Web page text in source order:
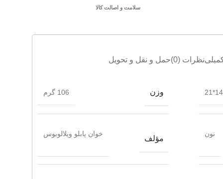
سلامت و اصالت کالا
نظرات (0) حمل و نقل و تحویل
14*21 وزن 106 گرم
نون
مؤلف
خوان پابلو ویلالوبوس